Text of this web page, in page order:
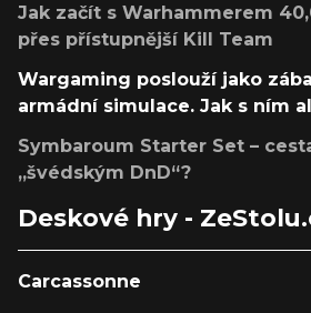
Jak začít s Warhammerem
přes přístupnější Kill Team
Wargaming poslouží jako
armádní simulace. Jak s ním
Symbaroum Starter Set –
„švédským DnD“?
Deskové hry -
Carcassonne